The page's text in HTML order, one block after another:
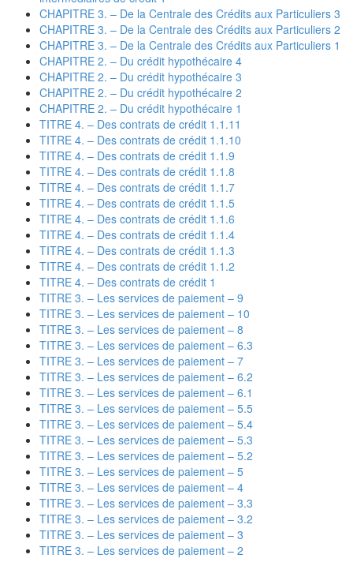
CHAPITRE 3. – De la Centrale des Crédits aux Particuliers 3
CHAPITRE 3. – De la Centrale des Crédits aux Particuliers 2
CHAPITRE 3. – De la Centrale des Crédits aux Particuliers 1
CHAPITRE 2. – Du crédit hypothécaire 4
CHAPITRE 2. – Du crédit hypothécaire 3
CHAPITRE 2. – Du crédit hypothécaire 2
CHAPITRE 2. – Du crédit hypothécaire 1
TITRE 4. – Des contrats de crédit 1.1.11
TITRE 4. – Des contrats de crédit 1.1.10
TITRE 4. – Des contrats de crédit 1.1.9
TITRE 4. – Des contrats de crédit 1.1.8
TITRE 4. – Des contrats de crédit 1.1.7
TITRE 4. – Des contrats de crédit 1.1.5
TITRE 4. – Des contrats de crédit 1.1.6
TITRE 4. – Des contrats de crédit 1.1.4
TITRE 4. – Des contrats de crédit 1.1.3
TITRE 4. – Des contrats de crédit 1.1.2
TITRE 4. – Des contrats de crédit 1
TITRE 3. – Les services de paiement – 9
TITRE 3. – Les services de paiement – 10
TITRE 3. – Les services de paiement – 8
TITRE 3. – Les services de paiement – 6.3
TITRE 3. – Les services de paiement – 7
TITRE 3. – Les services de paiement – 6.2
TITRE 3. – Les services de paiement – 6.1
TITRE 3. – Les services de paiement – 5.5
TITRE 3. – Les services de paiement – 5.4
TITRE 3. – Les services de paiement – 5.3
TITRE 3. – Les services de paiement – 5.2
TITRE 3. – Les services de paiement – 5
TITRE 3. – Les services de paiement – 4
TITRE 3. – Les services de paiement – 3.3
TITRE 3. – Les services de paiement – 3.2
TITRE 3. – Les services de paiement – 3
TITRE 3. – Les services de paiement – 2